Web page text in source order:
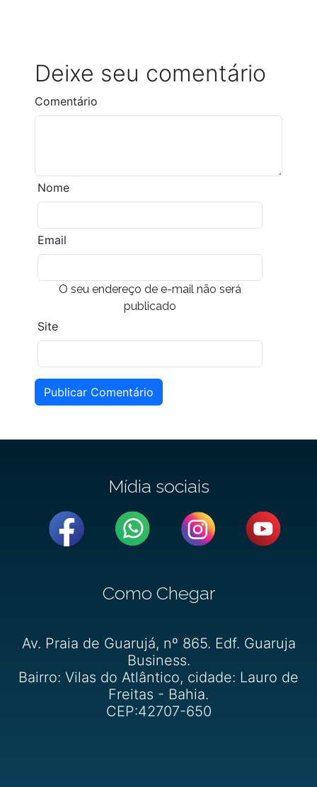
Deixe seu comentário
Comentário
Nome
Email
O seu endereço de e-mail não será
publicado
Site
Publicar Comentário
Mídia sociais
Como Chegar
Av. Praia de Guarujá, nº 865. Edf. Guaruja
Business.
Bairro: Vilas do Atlântico, cidade: Lauro de
Freitas - Bahia.
CEP:42707-650